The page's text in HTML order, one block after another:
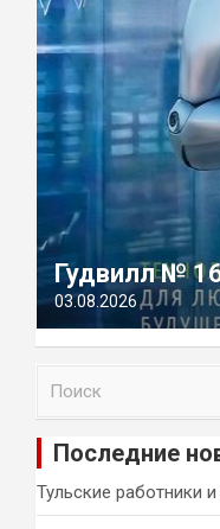
Гудвилл №
03.08.2026
и
Последние
Тульские работники